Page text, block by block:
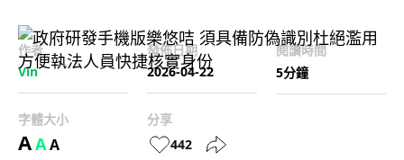
作者
Vin
發佈日期
2026-04-22
閱讀時間
5分鐘
字體大小
AAA
分享
442